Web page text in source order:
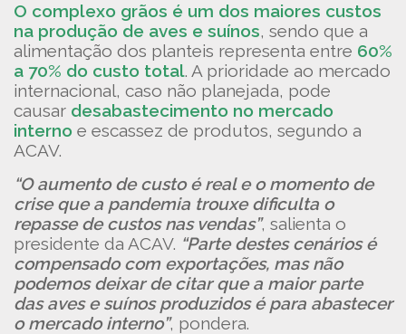
O complexo grãos é um dos maiores custos
na produção de aves e suínos, sendo que a
alimentação dos planteis representa entre 60%
a 70% do custo total. A prioridade ao mercado
internacional, caso não planejada, pode
causar desabastecimento no mercado
interno e escassez de produtos, segundo a
ACAV.
“O aumento de custo é real e o momento de
crise que a pandemia trouxe dificulta o
repasse de custos nas vendas”, salienta o
presidente da ACAV. “Parte destes cenários é
compensado com exportações, mas não
podemos deixar de citar que a maior parte
das aves e suínos produzidos é para abastecer
o mercado interno”, pondera.